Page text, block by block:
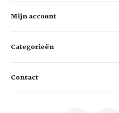
Mijn account
Categorieën
Contact